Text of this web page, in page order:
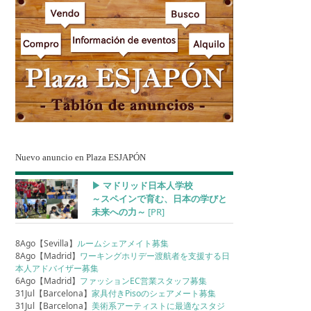
Nuevo anuncio en Plaza ESJAPÓN
▶︎ マドリッド日本人学校
～スペインで育む、日本の学びと
未来への力～ [PR]
8Ago【Sevilla】 ルームシェアメイト募集
8Ago【Madrid】 ワーキングホリデー渡航者を支援する日
本人アドバイザー募集
6Ago【Madrid】 ファッションEC営業スタッフ募集
31Jul【Barcelona】家具付きPisoのシェアメート募集
31Jul【Barcelona】美術系アーティストに最適なスタジ